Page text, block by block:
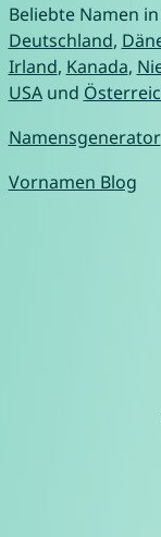
Beliebte Namen in
Deutschland,
Irland, Kanada,
USAund
Namensgenerator
Vornamen Blog